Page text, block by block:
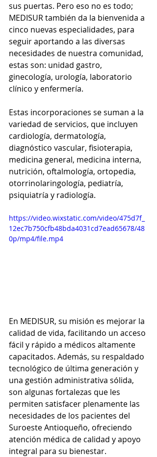
sus puertas. Pero eso no es todo;
MEDISUR también da la bienvenida a
cinco nuevas especialidades, para
seguir aportando a las diversas
necesidades de nuestra comunidad,
estas son: unidad gastro,
ginecología, urología, laboratorio
clínico y enfermería.
Estas incorporaciones se suman a la
variedad de servicios, que incluyen
cardiología, dermatología,
diagnóstico vascular, fisioterapia,
medicina general, medicina interna,
nutrición, oftalmología, ortopedia,
otorrinolaringología, pediatría,
psiquiatría y radiología.
https://video.wixstatic.com/video/475d7f_
12ec7b750cfb48bda4031cd7ead65678/48
0p/mp4/file.mp4
En MEDISUR, su misión es mejorar la
calidad de vida, facilitando un acceso
fácil y rápido a médicos altamente
capacitados. Además, su respaldado
tecnológico de última generación y
una gestión administrativa sólida,
son algunas fortalezas que les
permiten satisfacer plenamente las
necesidades de los pacientes del
Suroeste Antioqueño, ofreciendo
atención médica de calidad y apoyo
integral para su bienestar.